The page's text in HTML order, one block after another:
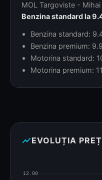
MOL Targoviste -
Benzina standard la
Benzina standard:
Benzina premium:
Motorina standard:
Motorina premium:
show_chartEVOLUȚIA